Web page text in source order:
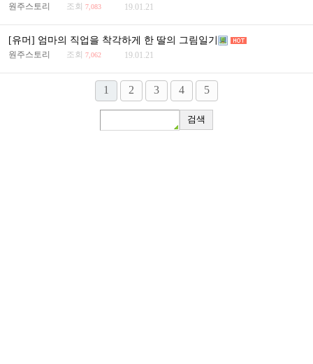
원주스토리 조회 7,083 19.01.21
[유머] 엄마의 직업을 착각하게 한 딸의 그림일기
원주스토리 조회 7,062 19.01.21
1 2 3 4 5